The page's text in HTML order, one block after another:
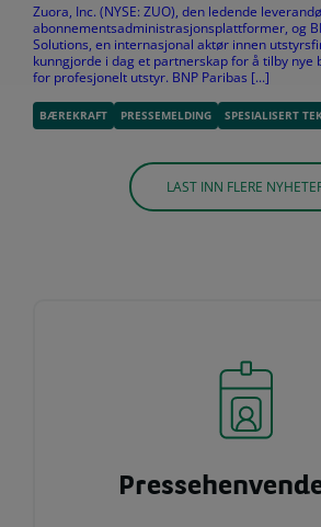
Zuora, Inc. (NYSE: ZUO), den ledende
abonnementsadministrasjonsplattformer, og
Solutions, en internasjonal aktør innen
kunngjorde i dag et partnerskap for å tilby nye
for profesjonelt utstyr. BNP Paribas [...]
BÆREKRAFT PRESSEMELDING SPESIALISERT
LAST INN FLERE